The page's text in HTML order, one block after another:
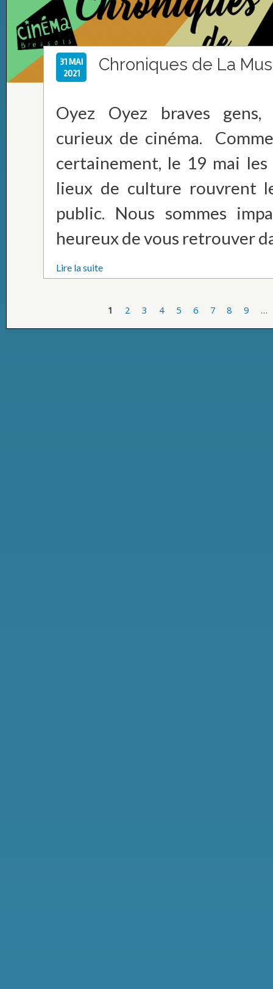
31 MAI
2021
Chroniques de La
Oyez Oyez braves
curieux de cinéma.
certainement, le 19 mai
lieux de culture rouvrent
public. Nous sommes
heureux de vous retrouver
Lire la suite
Pages
1 2 3 4 5 6 7 8 9 …